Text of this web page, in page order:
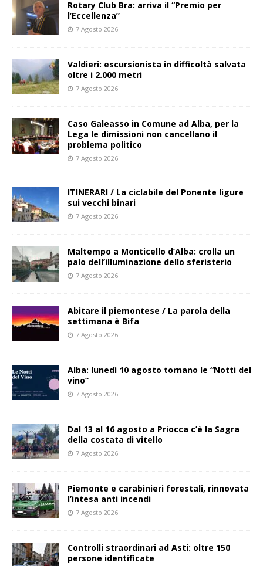
Rotary Club Bra: arriva il “Premio per
l’Eccellenza”
7 Agosto 2026
Valdieri: escursionista in difficoltà salvata
oltre i 2.000 metri
7 Agosto 2026
Caso Galeasso in Comune ad Alba, per la
Lega le dimissioni non cancellano il
problema politico
7 Agosto 2026
ITINERARI / La ciclabile del Ponente ligure
sui vecchi binari
7 Agosto 2026
Maltempo a Monticello d’Alba: crolla un
palo dell’illuminazione dello sferisterio
7 Agosto 2026
Abitare il piemontese / La parola della
settimana è Bifa
7 Agosto 2026
Alba: lunedì 10 agosto tornano le “Notti del
vino”
7 Agosto 2026
Dal 13 al 16 agosto a Priocca c’è la Sagra
della costata di vitello
7 Agosto 2026
Piemonte e carabinieri forestali, rinnovata
l’intesa anti incendi
7 Agosto 2026
Controlli straordinari ad Asti: oltre 150
persone identificate